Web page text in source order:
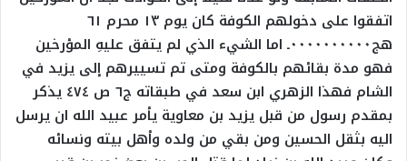
اتفقوا على دخولهم الكوفة كان يوم ١٣ محرم ٦١
هج٠٠٠٠٠٠٠٠٠٠ـ اما الشيء الذي لم يتفق عليهِ المؤرخين
فهو مدة بقائهم بالكوفة ومتى تم تسييرهم إلى يزيد في
الشام فهذا الزهري ابن سعد في طبقاته ج٦ ص ٤٧٤ يذكر
بمقدم رسول من قبل يزيد بن معاوية يأمر عبيد الله ان يرسل
اليه بثقل الحسين ومن بقي من ولده وأهل بيته ونسائه